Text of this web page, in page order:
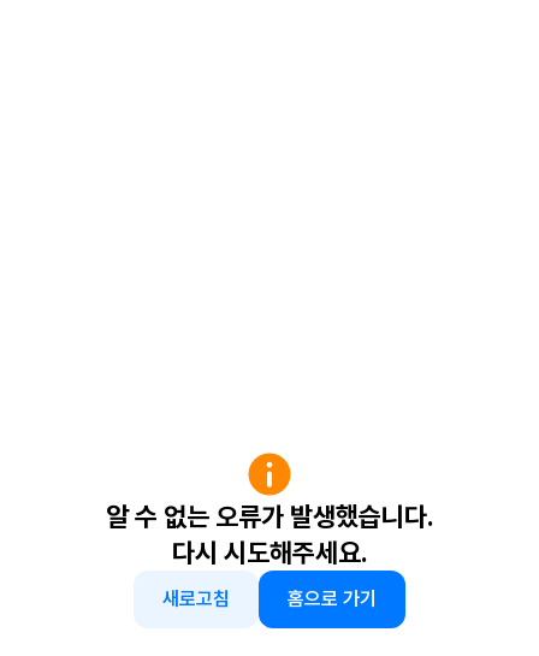
알 수 없는 오류가 발생했습니다.
다시 시도해주세요.
새로고침 홈으로 가기